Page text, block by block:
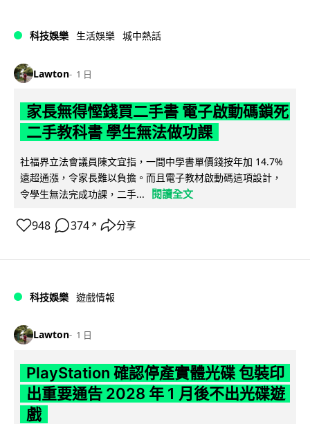
科技娛樂 生活娛樂 城中熱話
Lawton 1 日
家長無得慳錢買二手書 電子啟動碼鎖死
二手教科書 學生無法做功課
社福界立法會議員陳文宜指，一間中學書單價錢按年加 14.7%
遠超通漲，令家長難以負擔。而且電子教材啟動碼這項設計，
令學生無法完成功課，二手...
閱讀全文
948 374 ↗ 分享
科技娛樂 遊戲情報
Lawton 1 日
PlayStation 確認停產實體光碟 包裝印
出重要通告 2028 年 1 月後不出光碟遊
戲